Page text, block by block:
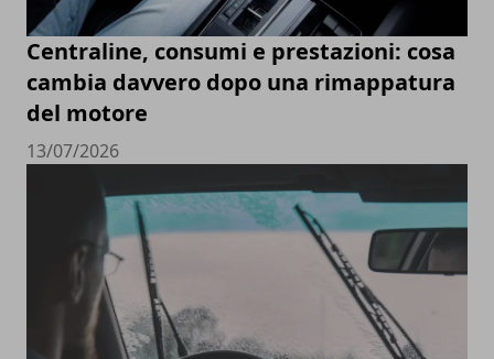
Centraline, consumi e prestazioni: cosa
cambia davvero dopo una rimappatura
del motore
13/07/2026